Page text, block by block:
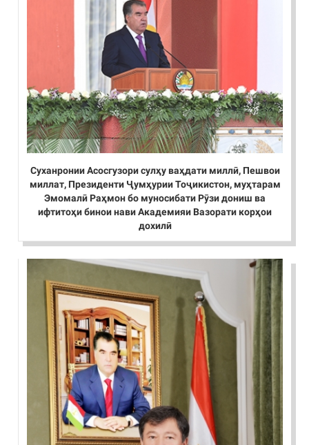
Суханронии Асосгузори сулҳу ваҳдати миллӣ, Пешвои
миллат, Президенти Ҷумҳурии Тоҷикистон, муҳтарам
Эмомалӣ Раҳмон бо муносибати Рӯзи дониш ва
ифтитоҳи бинои нави Академияи Вазорати корҳои
дохилӣ